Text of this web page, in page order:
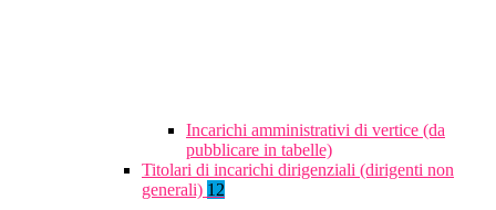
Incarichi amministrativi di vertice (da
pubblicare in tabelle)
Titolari di incarichi dirigenziali (dirigenti non
generali) 12